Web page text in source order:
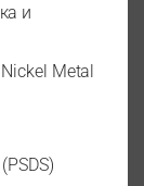
и
Metal